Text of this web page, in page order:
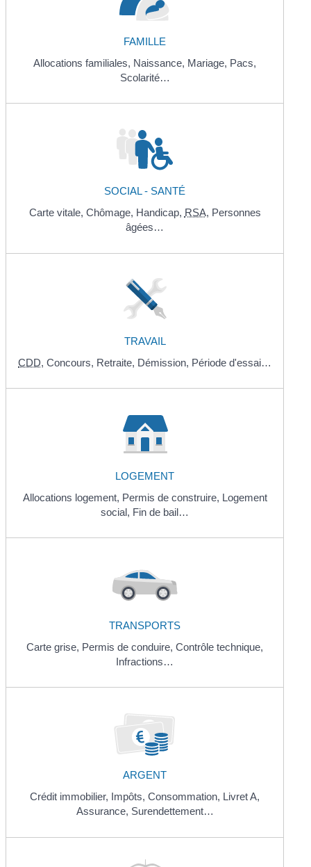
FAMILLE
Allocations familiales, Naissance, Mariage, Pacs,
Scolarité…
SOCIAL - SANTÉ
Carte vitale, Chômage, Handicap, RSA, Personnes
âgées…
TRAVAIL
CDD, Concours, Retraite, Démission, Période d'essai…
LOGEMENT
Allocations logement, Permis de construire, Logement
social, Fin de bail…
TRANSPORTS
Carte grise, Permis de conduire, Contrôle technique,
Infractions…
ARGENT
Crédit immobilier, Impôts, Consommation, Livret A,
Assurance, Surendettement…